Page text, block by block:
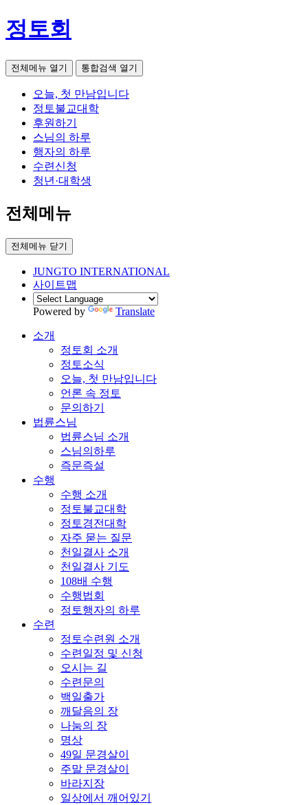
정토회
전체메뉴 열기 통합검색 열기
오늘, 첫 만남입니다
정토불교대학
후원하기
스님의 하루
행자의 하루
수련신청
청년·대학생
전체메뉴
전체메뉴 닫기
JUNGTO INTERNATIONAL
사이트맵
Powered by Translate
소개
정토회 소개
정토소식
오늘, 첫 만남입니다
언론 속 정토
문의하기
법륜스님
법륜스님 소개
스님의하루
즉문즉설
수행
수행 소개
정토불교대학
정토경전대학
자주 묻는 질문
천일결사 소개
천일결사 기도
108배 수행
수행법회
정토행자의 하루
수련
정토수련원 소개
수련일정 및 신청
오시는 길
수련문의
백일출가
깨달음의 장
나눔의 장
명상
49일 문경살이
주말 문경살이
바라지장
일상에서 깨어있기